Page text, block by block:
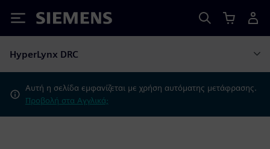
Siemens
HyperLynx DRC
Αυτή η σελίδα εμφανίζεται με χρήση αυτόματης μετάφρασης.
Προβολή στα Αγγλικά;